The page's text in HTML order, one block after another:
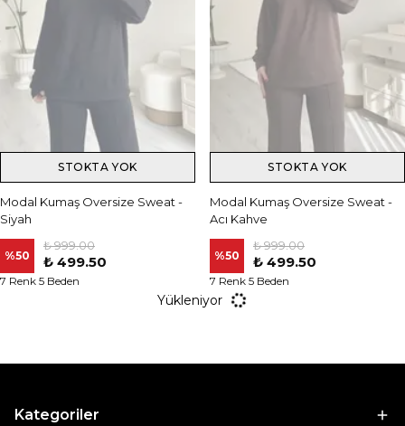
STOKTA YOK
Modal Kumaş Oversize Sweat -
Siyah
%50
₺ 999.00
₺ 499.50
7 Renk 5 Beden
STOKTA YOK
Modal Kumaş Oversize Sweat -
Acı Kahve
%50
₺ 999.00
₺ 499.50
7 Renk 5 Beden
Yükleniyor
Kategoriler